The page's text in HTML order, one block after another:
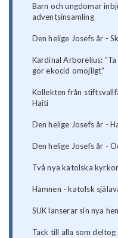
Barn och ungdomar
adventsinsamling
Den helige Josefs år -
Kardinal Arborelius:
gör ekocid omöjligt”
Kollekten från
Haiti
Den helige Josefs år -
Den helige Josefs år -
Två nya katolska
Hamnen - katolsk
SUK lanserar sin nya
Tack till alla som